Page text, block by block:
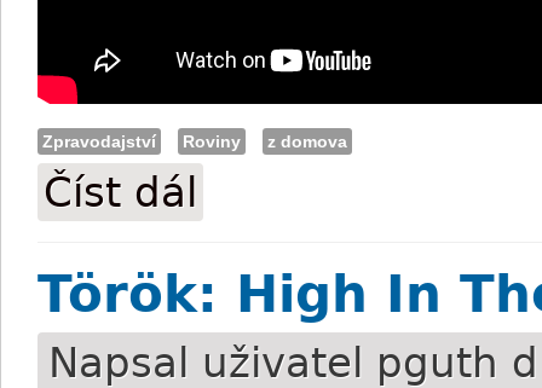
Zpravodajství Roviny z domova
Číst dál
Török: High In
Napsal uživatel pguth